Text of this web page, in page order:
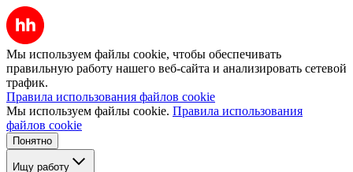
Мы используем файлы cookie, чтобы обеспечивать
правильную работу нашего веб-сайта и анализировать сетевой
трафик.
Правила использования файлов cookie
Мы используем файлы cookie. Правила использования
файлов cookie
Понятно
Ищу работу